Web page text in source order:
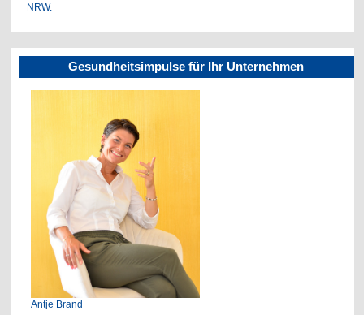
NRW.
Gesundheitsimpulse für Ihr Unternehmen
Antje Brand